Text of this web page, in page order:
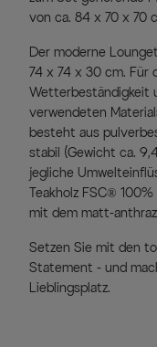
von ca. 84 x 70 x 70
Der moderne
74 x 74 x 30 cm. Für
Wetterbeständigkeit
verwendeten
besteht aus
stabil (Gewicht ca.
jegliche
Teakholz FSC®
mit dem matt-
Setzen Sie mit den
Statement - und
Lieblingsplatz.